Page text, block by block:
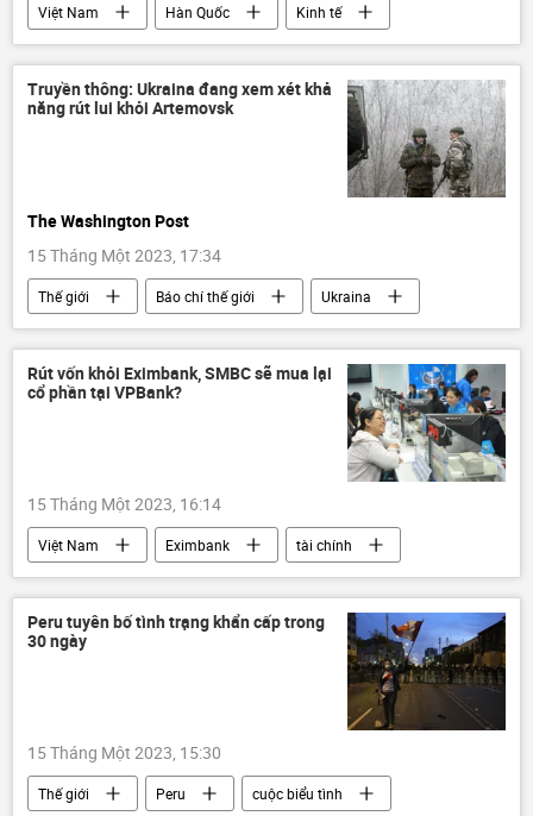
Việt Nam Hàn Quốc
Kinh tế
Samsung
sản xuất
đầu tư
smartphone
Truyền thông: Ukraina đang xem xét khả
năng rút lui khỏi Artemovsk
The Washington Post
15 Tháng Một 2023, 17:34
Thế giới Báo chí thế giới
Ukraina
Cuộc khủng hoảng ở Ukraina
Nga
xung đột quân sự
LNR
DNR
Quân sự
Rút vốn khỏi Eximbank, SMBC sẽ mua lại
cổ phần tại VPBank?
15 Tháng Một 2023, 16:14
Việt Nam Eximbank
tài chính
Ngân hàng Nhà nước VN
Kinh tế
đầu tư
Peru tuyên bố tình trạng khẩn cấp trong
30 ngày
15 Tháng Một 2023, 15:30
Thế giới Peru cuộc biểu tình